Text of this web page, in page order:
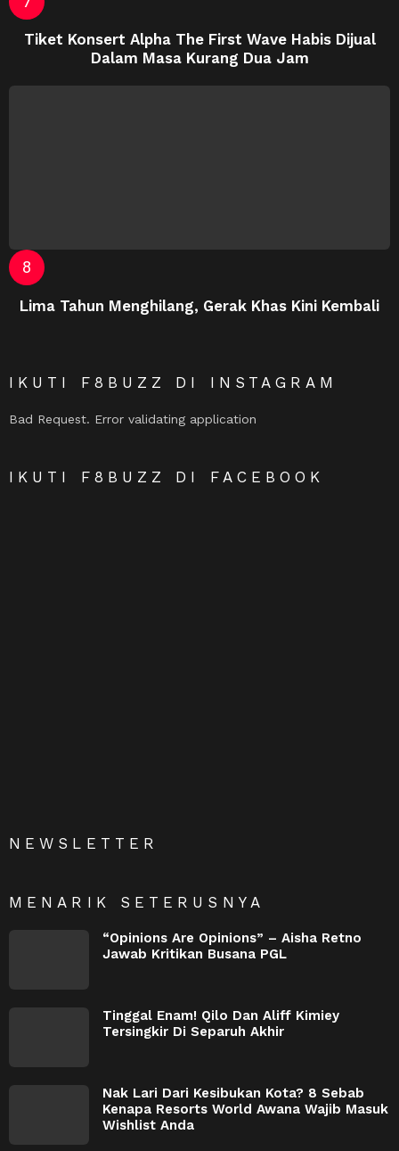
Tiket Konsert Alpha The First Wave Habis Dijual
Dalam Masa Kurang Dua Jam
Lima Tahun Menghilang, Gerak Khas Kini Kembali
IKUTI F8BUZZ DI INSTAGRAM
Bad Request. Error validating application
IKUTI F8BUZZ DI FACEBOOK
NEWSLETTER
MENARIK SETERUSNYA
“Opinions Are Opinions” – Aisha Retno
Jawab Kritikan Busana PGL
Tinggal Enam! Qilo Dan Aliff Kimiey
Tersingkir Di Separuh Akhir
Nak Lari Dari Kesibukan Kota? 8 Sebab
Kenapa Resorts World Awana Wajib Masuk
Wishlist Anda